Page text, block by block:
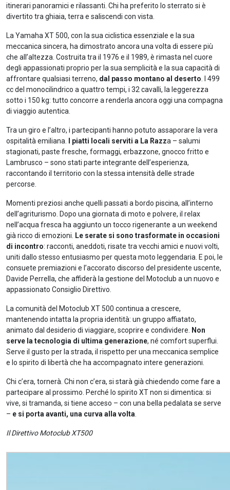
itinerari panoramici e rilassanti. Chi ha preferito lo sterrato si è
divertito tra ghiaia, terra e saliscendi con vista.
La Yamaha XT 500, con la sua ciclistica essenziale e la sua
meccanica sincera, ha dimostrato ancora una volta di essere più
che all’altezza. Costruita tra il 1976 e il 1989, è rimasta nel cuore
degli appassionati proprio per la sua semplicità e la sua capacità di
affrontare qualsiasi terreno, dal passo montano al deserto . I 499
cc del monocilindrico a quattro tempi, i 32 cavalli, la leggerezza
sotto i 150 kg: tutto concorre a renderla ancora oggi una compagna
di viaggio autentica.
Tra un giro e l’altro, i partecipanti hanno potuto assaporare la vera
ospitalità emiliana.
I piatti locali serviti a La Razza – salumi
stagionati, paste fresche, formaggi, erbazzone, gnocco fritto e
Lambrusco – sono stati parte integrante dell’esperienza,
raccontando il territorio con la stessa intensità delle strade
percorse.
Momenti preziosi anche quelli passati a bordo piscina, all’interno
dell’agriturismo. Dopo una giornata di moto e polvere, il relax
nell’acqua fresca ha aggiunto un tocco rigenerante a un weekend
già ricco di emozioni.
Le serate si sono trasformate in occasioni
di incontro: racconti, aneddoti, risate tra vecchi amici e nuovi volti,
uniti dallo stesso entusiasmo per questa moto leggendaria. E poi, le
consuete premiazioni e l’accorato discorso del presidente uscente,
Davide Perrella, che affiderà la gestione del Motoclub a un nuovo e
appassionato Consiglio Direttivo.
La comunità del Motoclub XT 500 continua a crescere,
mantenendo intatta la propria identità: un gruppo affiatato,
animato dal desiderio di viaggiare, scoprire e condividere.
Non
serve la tecnologia di ultima generazione, né comfort superflui.
Serve il gusto per la strada, il rispetto per una meccanica semplice
e lo spirito di libertà che ha accompagnato intere generazioni.
Chi c’era, tornerà. Chi non c’era, si starà già chiedendo come fare a
partecipare al prossimo. Perché lo spirito XT non si dimentica: si
vive, si tramanda, si tiene acceso – con una bella pedalata se serve
– e si porta avanti, una curva alla volta
Il Direttivo Motoclub XT500